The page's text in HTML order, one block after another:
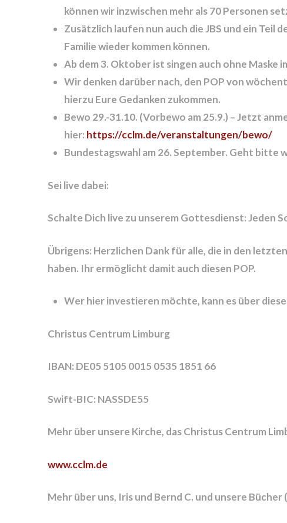
können wir inzwischen mehr als 70 Personen
Zusätzlich laufen nun auch die JBS und ein Teil
Familie wieder kommen können.
Ab dem 3. Oktober ist singen auch ohne Maske
Wir denken darüber nach, den POP von
hierzu Eure Gedanken zukommen.
Bewo 29.-31.10. (Vorbewo am 25.9.) – Jetzt
hier: https://cclm.de/veranstaltungen/bewo/
Bundestagswahl am 26. September. Geht bitte
Sei live dabei:
Schalte Dich live zu unserem Gottesdienst: Jeden
Übrigens: Herzlichen Dank für alle, die in den
haben. Ihr ermöglicht damit auch diesen POP.
Wer hier investieren möchte, kann es über
Christus Centrum Limburg
IBAN: DE05 5105 0015 0535 1851 66
Swift-BIC: NASSDE55
Mehr über unsere Kirche, das Christus Centrum
www.cclm.de
Mehr über uns, Iris und Bernd C. und unsere Bücher